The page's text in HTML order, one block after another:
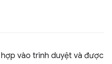
vào trình duyệt và được